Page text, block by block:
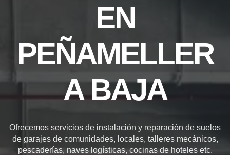
EN
PEÑAMELLER
A BAJA
Ofrecemos servicios de instalación y reparación de suelos
de garajes de comunidades, locales, talleres mecánicos,
pescaderías, naves logísticas, cocinas de hoteles etc.